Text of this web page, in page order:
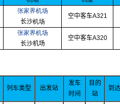
张家界机场
长沙机场
空中客车A321
张家界机场
长沙机场
空中客车A320
列 车类型 出发站
发车
时间
目的
站
到